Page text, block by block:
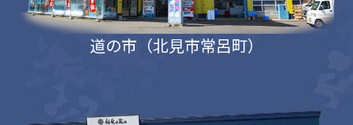
道の市（北見市常呂町）